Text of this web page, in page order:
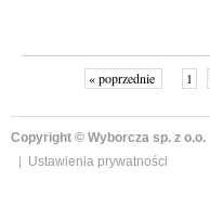
« poprzednie 1
Copyright © Wyborcza sp. z o.o.
Ustawienia prywatności